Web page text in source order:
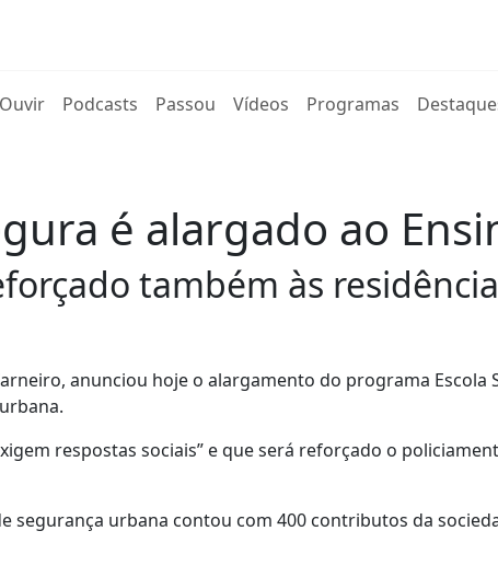
Ouvir(current)
Podcasts Passou Vídeos Programas
é alargado ao
também às
anunciou hoje o alargamento do programa Escola
respostas sociais” e que será reforçado o
segurança urbana contou com 400 contributos da